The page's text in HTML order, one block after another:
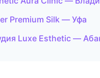
Premium Silk — Уфа
Luxe Esthetic —